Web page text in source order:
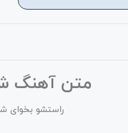
متن آهنگ
راستشو بخوای